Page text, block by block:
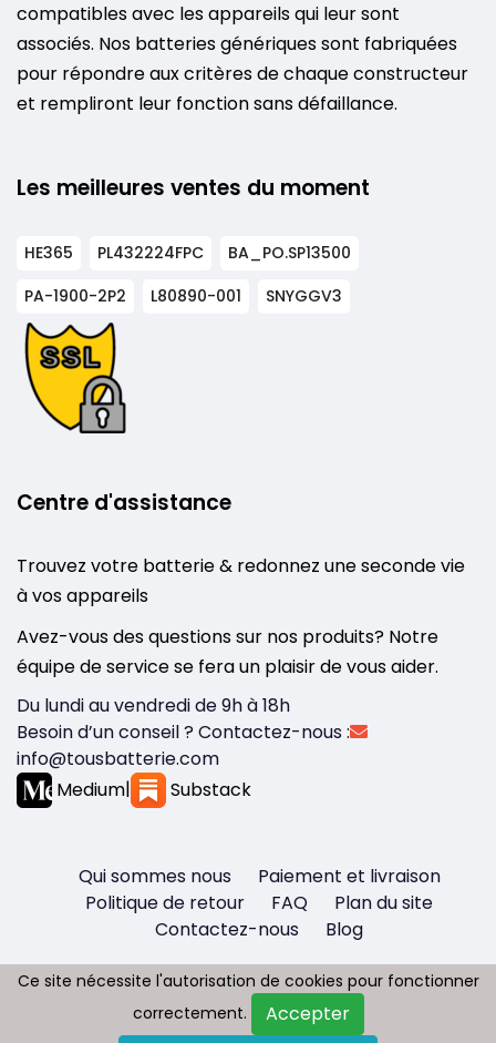
compatibles avec les appareils qui leur sont
associés. Nos batteries génériques sont fabriquées
pour répondre aux critères de chaque constructeur
et rempliront leur fonction sans défaillance.
Les meilleures ventes du moment
HE365 PL432224FPC
BA_PO.SP13500
PA-1900-2P2
L80890-001 SNYGGV3
Centre d'assistance
Trouvez votre batterie & redonnez une seconde vie
à vos appareils
Avez-vous des questions sur nos produits? Notre
équipe de service se fera un plaisir de vous aider.
Du lundi au vendredi de 9h à 18h
Besoin d’un conseil ? Contactez-nous :
info@tousbatterie.com
Medium| Substack
Qui sommes nous
Paiement et livraison
Politique de retour
FAQ
Plan du site
Contactez-nous
Blog
Copyright © 2026 - Tous droit réservés
Ce site nécessite l'autorisation de cookies pour fonctionner
correctement.
Accepter
Ce site nécessite l'autorisation de cookies pour fonctionner
correctement.
Accepter